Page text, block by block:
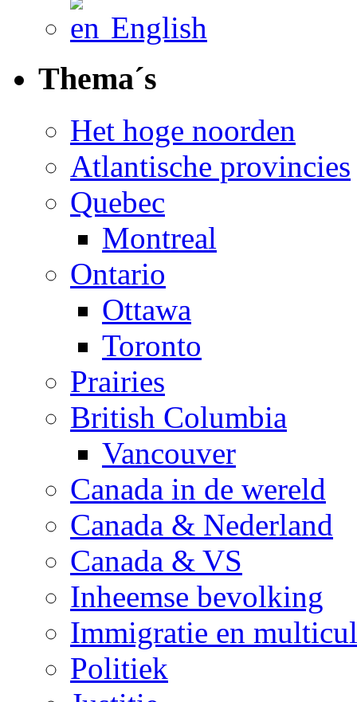
English
Thema´s
Het hoge noorden
Atlantische provincies
Quebec
Montreal
Ontario
Ottawa
Toronto
Prairies
British Columbia
Vancouver
Canada in de wereld
Canada & Nederland
Canada & VS
Inheemse bevolking
Immigratie en
Politiek